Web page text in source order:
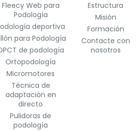
Fleecy Web para
Podología
deportiva
para Podología
de podología
Ortopodología
Micromotores
Técnica de
adaptación en
directo
Pulidoras de
podología
Estructura
Misión
Formación
Contacte con
nosotros